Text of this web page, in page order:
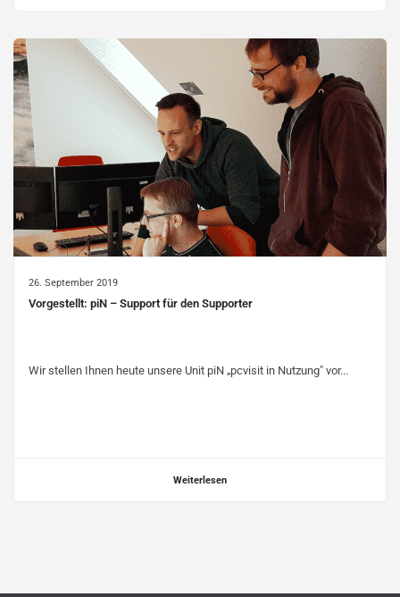
26. September 2019
Vorgestellt: piN – Support für den Supporter
Wir stellen Ihnen heute unsere Unit piN „pcvisit in Nutzung" vor...
Weiterlesen